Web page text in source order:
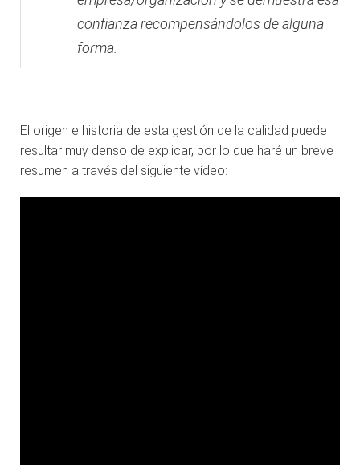
confianza recompensándolos de alguna
forma.
El origen e historia de esta gestión de la calidad puede
resultar muy denso de explicar, por lo que haré un breve
resumen a través del siguiente vídeo: